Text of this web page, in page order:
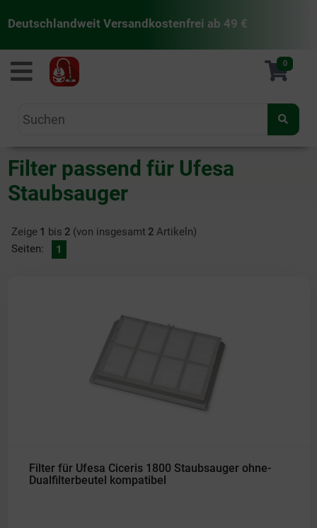
Deutschlandweit Versandkostenfrei ab 49 €
staubsaugermanufaktur 0
Filter passend für Ufesa
Staubsauger
Zeige 1 bis 2 (von insgesamt 2 Artikeln)
Seiten:
1
Filter für Ufesa Ciceris 1800 Staubsauger ohne­
Dualfilterbeutel kompatibel